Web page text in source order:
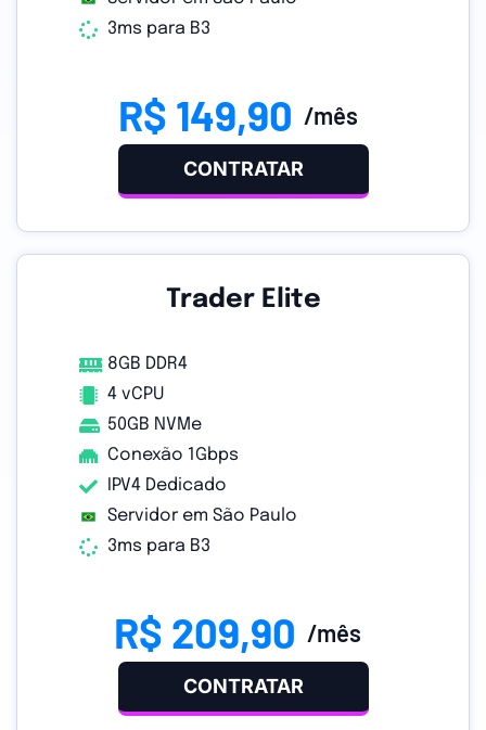
3ms para B3
R$ 149,90 /mês
CONTRATAR
Trader Elite
8GB DDR4
4 vCPU
50GB NVMe
Conexão 1Gbps
IPV4 Dedicado
Servidor em São Paulo
3ms para B3
R$ 209,90 /mês
CONTRATAR